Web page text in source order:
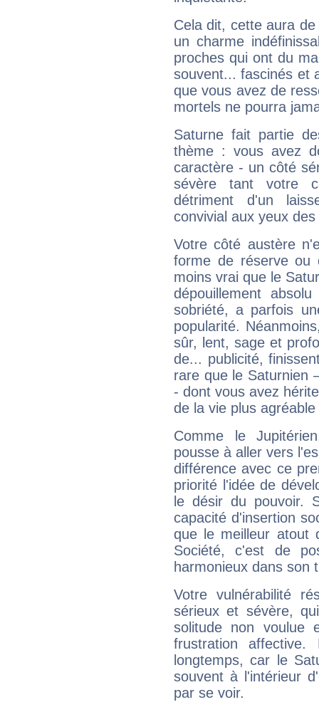
Cela dit, cette aura
un charme
proches qui ont du
souvent... fascinés et
que vous avez de
mortels ne pourra
Saturne fait partie
thème : vous avez
caractère - un côté
sévère tant votre
détriment d'un
convivial aux yeux
Votre côté austère
forme de réserve
moins vrai que le
dépouillement
sobriété, a parfois
popularité.
sûr, lent, sage et
de... publicité,
rare que le Saturnien
- dont vous avez
de la vie plus
Comme le
pousse à aller vers
différence avec ce
priorité l'idée de
le désir du pouvoir.
capacité d'insertion
que le meilleur atout
Société, c'est de
harmonieux dans son
Votre vulnérabilité
sérieux et sévère,
solitude non voulue
frustration
longtemps, car le
souvent à l'intérieur
par se voir.